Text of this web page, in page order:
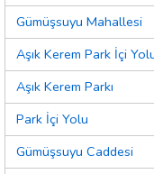
Gümüşsuyu Mahallesi
Aşık Kerem Park İçi
Aşık Kerem Parkı
Park İçi Yolu
Gümüşsuyu Caddesi